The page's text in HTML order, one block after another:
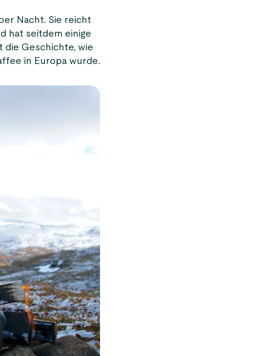
Nacht. Sie reicht
hat seitdem einige
die Geschichte, wie
in Europa wurde.